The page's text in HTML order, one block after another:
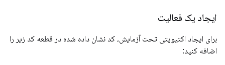
ایجاد یک فعالیت
برای ایجاد اکتیویتی تحت آزمایش، کد نشان داده شده در قطعه کد زیر را
اضافه کنید: